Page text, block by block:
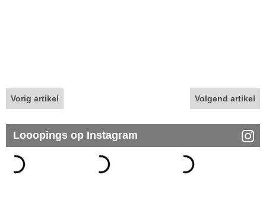
Vorig artikel Volgend artikel
Looopings op Instagram